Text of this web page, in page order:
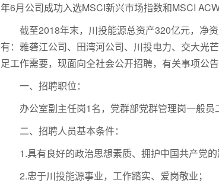
年6月公司成功入选MSCI新兴市场指数和MSCI
截至2018年末，川投能源总资产320亿元，净
有：雅砻江公司、田湾河公司、川投电力、交大光
足工作需要，现面向全社会公开招聘，有关事项公告
一、招聘职位：
办公室副主任岗1名，党群部党群管理岗一般员
二、招聘人员基本条件：
1.具有良好的政治思想素质、拥护中国共产党
2.忠于川投能源事业，工作踏实、爱岗敬业；